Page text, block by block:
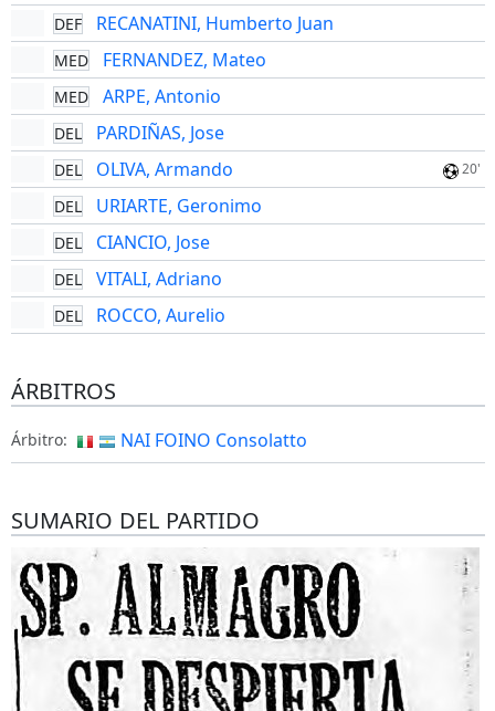
DEF RECANATINI, Humberto Juan
MED FERNANDEZ, Mateo
MED ARPE, Antonio
DEL PARDIÑAS, Jose
DEL OLIVA, Armando 20'
DEL URIARTE, Geronimo
DEL CIANCIO, Jose
DEL VITALI, Adriano
DEL ROCCO, Aurelio
ÁRBITROS
Árbitro: NAI FOINO Consolatto
SUMARIO DEL PARTIDO